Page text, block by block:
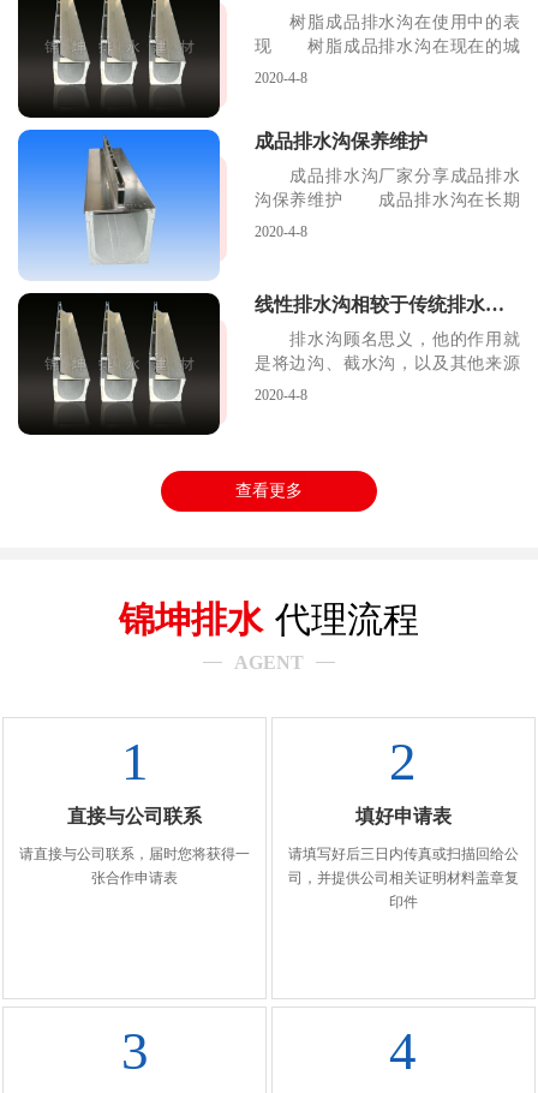
树脂成品排水沟在使用中的表
现 树脂成品排水沟在现在的城
市排水系统中起着很重
2020-4-8
成品排水沟保养维护
成品排水沟厂家分享成品排水
沟保养维护 成品排水沟在长期
的运用之中可能会有一
2020-4-8
线性排水沟相较于传统排水沟的优势
排水沟顾名思义，他的作用就
是将边沟、截水沟，以及其他来源
的水流，引至路基范围
2020-4-8
查看更多
锦坤排水 代理流程
AGENT
1
直接与公司联系
请直接与公司联系，届时您将获得一
张合作申请表
2
填好申请表
请填写好后三日内传真或扫描回给公
司，并提供公司相关证明材料盖章复
印件
3 4